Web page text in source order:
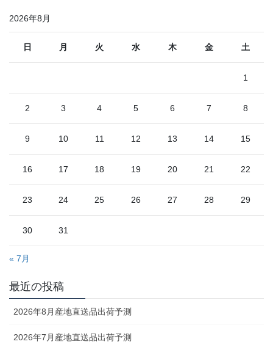
2026年8月
日 月 火 水 木 金 土
1
2 3 4 5 6 7 8
9 10 11 12 13 14 15
16 17 18 19 20 21 22
23 24 25 26 27 28 29
30 31
« 7月
最近の投稿
2026年8月産地直送品出荷予測
2026年7月産地直送品出荷予測